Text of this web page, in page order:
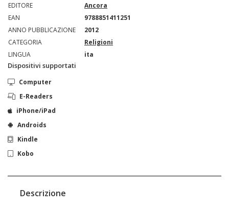
EDITORE
Ancora
EAN
9788851411251
ANNO PUBBLICAZIONE
2012
CATEGORIA
Religioni
LINGUA
ita
Dispositivi supportati
Computer
E-Readers
iPhone/iPad
Androids
Kindle
Kobo
Descrizione